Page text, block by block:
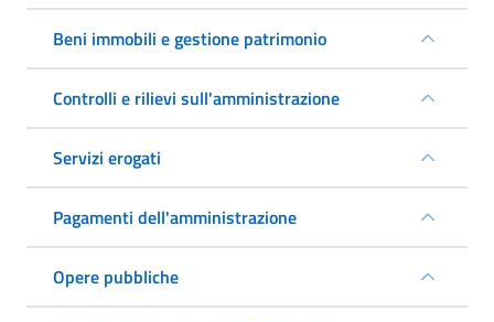
Beni immobili e gestione patrimonio
Controlli e rilievi sull'amministrazione
Servizi erogati
Pagamenti dell'amministrazione
Opere pubbliche